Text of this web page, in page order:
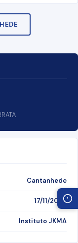
Cantanhede
17/11/2025
Instituto JKMA